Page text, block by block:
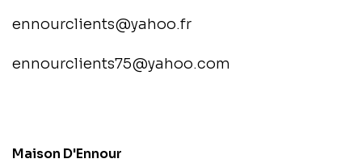
ennourclients@yahoo.fr
ennourclients75@yahoo.com
Maison D'Ennour